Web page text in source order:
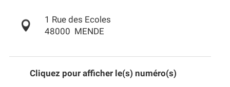
1 Rue des Ecoles
48000 MENDE
Cliquez pour afficher le(s) numéro(s)